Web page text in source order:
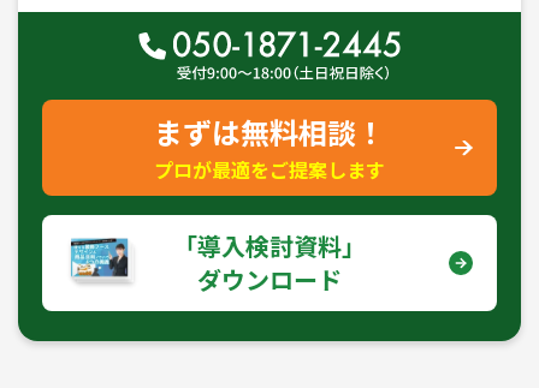
まずは無料相談！
プロが最適をご提案します
｢導入検討資料｣
ダウンロード